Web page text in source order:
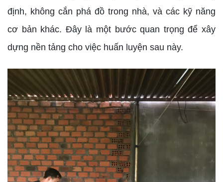
định, không cắn phá đồ trong nhà, và các kỹ năng
cơ bản khác. Đây là một bước quan trọng để xây
dựng nền tảng cho việc huấn luyện sau này.